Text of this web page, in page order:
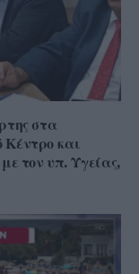
στα
Κέντρο και
τον υπ. Υγείας,